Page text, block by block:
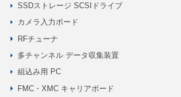
SSDストレージ SCSIドライブ
カメラ入力ボード
RFチューナ
多チャンネル データ収集装置
組込み用 PC
FMC・XMC キャリアボード